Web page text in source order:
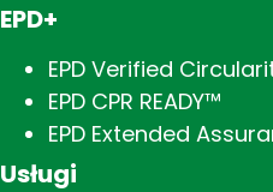
EPD+
EPD Verified
EPD CPR READY™
EPD Extended
Usługi